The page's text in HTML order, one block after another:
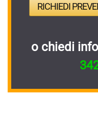
RICHIEDI
o chiedi